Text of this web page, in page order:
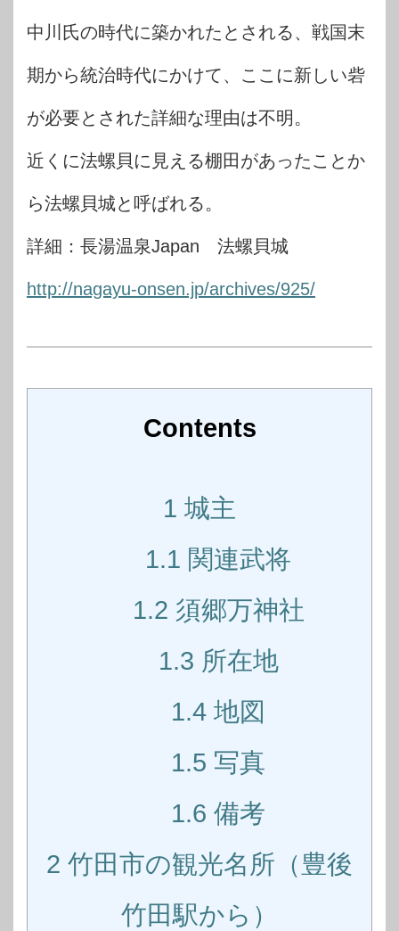
中川氏の時代に築かれたとされる、戦国末
期から統治時代にかけて、ここに新しい砦
が必要とされた詳細な理由は不明。
近くに法螺貝に見える棚田があったことか
ら法螺貝城と呼ばれる。
詳細：長湯温泉Japan 法螺貝城
http://nagayu-onsen.jp/archives/925/
Contents
1 城主
1.1 関連武将
1.2 須郷万神社
1.3 所在地
1.4 地図
1.5 写真
1.6 備考
2 竹田市の観光名所（豊後
竹田駅から）